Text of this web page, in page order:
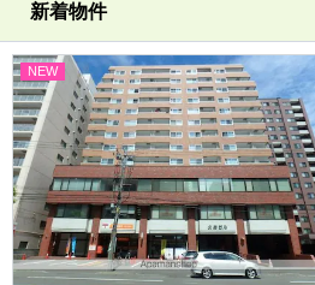
新着物件
NEW